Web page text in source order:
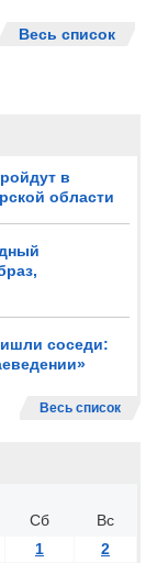
в
области
соседи:
Весь список
Сб
Вс
1
2
Весь список